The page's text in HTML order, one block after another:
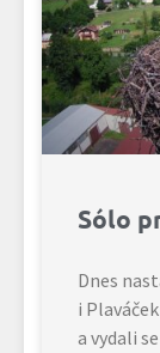
Sólo
Dnes
i
a vydali